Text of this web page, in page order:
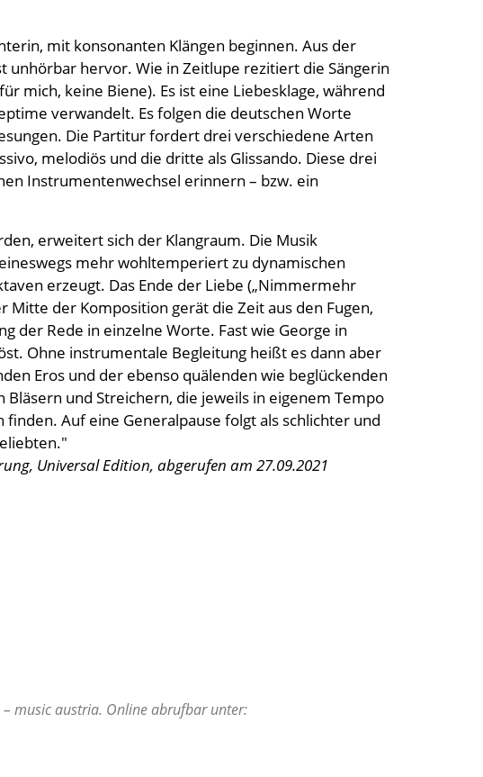
mit konsonanten Klängen beginnen. Aus der
unhörbar hervor. Wie in Zeitlupe rezitiert die Sängerin
mich, keine Biene). Es ist eine Liebesklage, während
verwandelt. Es folgen die deutschen Worte
Die Partitur fordert drei verschiedene Arten
melodiös und die dritte als Glissando. Diese drei
Instrumentenwechsel erinnern – bzw. ein
erweitert sich der Klangraum. Die Musik
mehr wohltemperiert zu dynamischen
erzeugt. Das Ende der Liebe („Nimmermehr
Mitte der Komposition gerät die Zeit aus den Fugen,
der Rede in einzelne Worte. Fast wie George in
Ohne instrumentale Begleitung heißt es dann aber
Eros und der ebenso quälenden wie beglückenden
und Streichern, die jeweils in eigenem Tempo
Auf eine Generalpause folgt als schlichter und
Universal Edition, abgerufen am 27.09.2021
– music austria. Online abrufbar unter: